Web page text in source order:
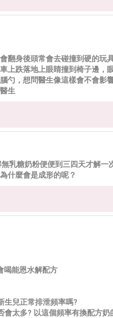
翻身後頭常會去碰撞到硬的玩
上跌落地上眼睛撞到椅子邊，
勺，想問醫生像這樣會不會影
生
乳糖奶粉便便到三四天才解一
什麼會是成形的呢？
喝能恩水解配方
生兒正常排泄頻率嗎?
太多? 以這個頻率有換配方奶